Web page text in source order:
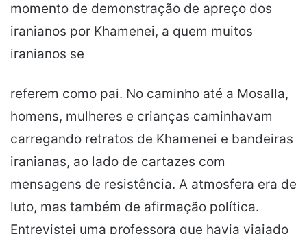
momento de demonstração de apreço dos
iranianos por Khamenei, a quem muitos
iranianos se
referem como pai. No caminho até a Mosalla,
homens, mulheres e crianças caminhavam
carregando retratos de Khamenei e bandeiras
iranianas, ao lado de cartazes com
mensagens de resistência. A atmosfera era de
luto, mas também de afirmação política.
Entrevistei uma professora que havia viajado